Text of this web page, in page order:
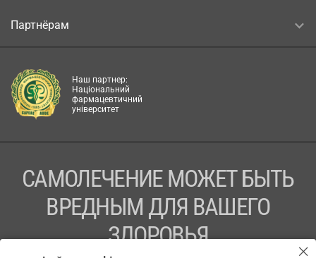
Партнёрам
Наш партнер:
Національний
фармацевтичний
університет
САМОЛЕЧЕНИЕ МОЖЕТ БЫТЬ
ВРЕДНЫМ ДЛЯ ВАШЕГО
ЗДОРОВЬЯ